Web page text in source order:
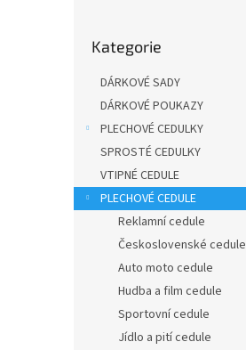
a
n
kategorie
Kategorie
DÁRKOVÉ SADY
DÁRKOVÉ POUKAZY
PLECHOVÉ CEDULKY
SPROSTÉ CEDULKY
VTIPNÉ CEDULE
PLECHOVÉ CEDULE
Reklamní cedule
Československé cedule
Auto moto cedule
Hudba a film cedule
Sportovní cedule
Jídlo a pití cedule